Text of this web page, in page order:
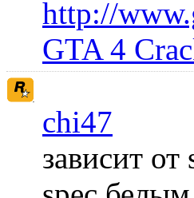
http://
GTA 4
chi47
зависит